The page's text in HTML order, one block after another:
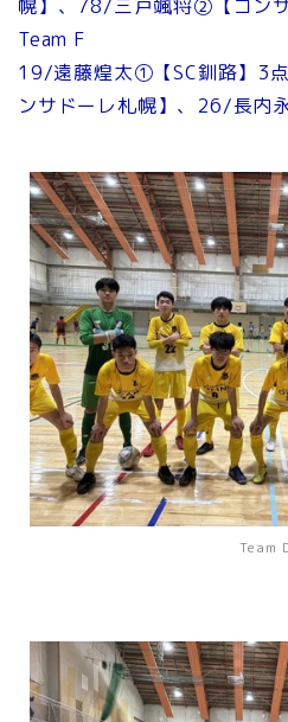
幌】、78/三戸颯将②【コン
Team F
19/遠藤煌太①【SC釧路】3
ンサドーレ札幌】、26/長内
Team